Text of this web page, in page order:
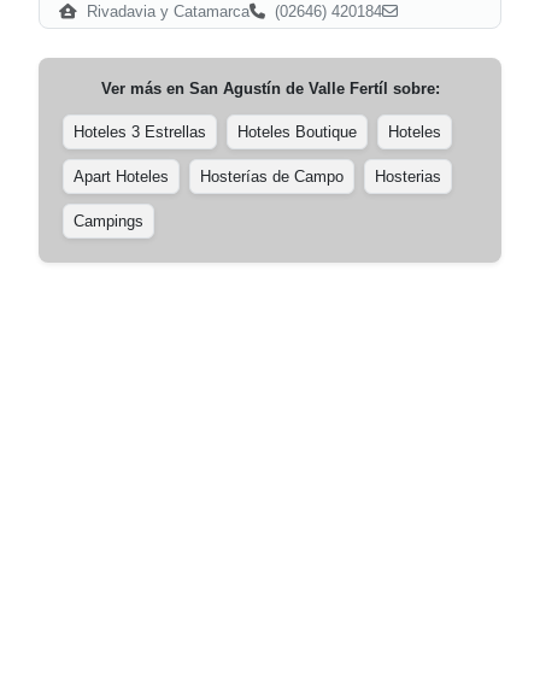
Rivadavia y Catamarca
(02646) 420184
Ver más en San Agustín de Valle Fertíl sobre:
Hoteles 3 Estrellas Hoteles Boutique Hoteles
Apart Hoteles Hosterías de Campo Hosterias
Campings